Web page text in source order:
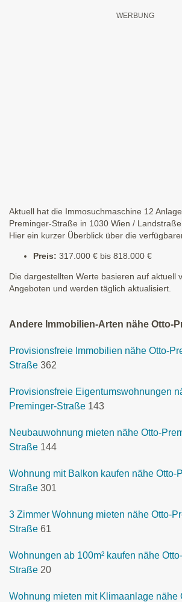
Aktuell hat die Immosuchmaschine 12
Preminger-Straße in 1030 Wien /
Hier ein kurzer Überblick über die
Preis: 317.000 € bis 818.000 €
Die dargestellten Werte basieren auf aktuell
Angeboten und werden täglich aktualisiert.
Andere Immobilien-Arten nähe Otto-
Provisionsfreie Immobilien nähe Otto-
Straße 362
Provisionsfreie Eigentumswohnungen
Preminger-Straße 143
Neubauwohnung mieten nähe Otto-
Straße 144
Wohnung mit Balkon kaufen nähe Otto-
Straße 301
3 Zimmer Wohnung mieten nähe Otto-
Straße 61
Wohnungen ab 100m² kaufen nähe
Straße 20
Wohnung mieten mit Klimaanlage nähe